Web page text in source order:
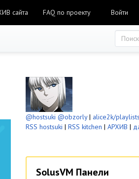
сайта FAQ по проекту Войти
@hostsuki @obzorly| alice2k/playlists
RSS hostsuki | RSS kitchen | АРХИВ |
SolusVM Панели